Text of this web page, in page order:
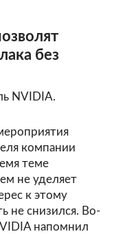
без
NVIDIA.
компании
теме
не уделяет
к этому
не снизился. Во-
напомнил